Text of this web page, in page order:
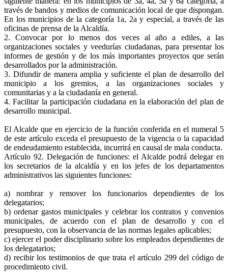
través de bandos y medios de comunicación local de que dispongan.
En los municipios de la categoría 1a, 2a y especial, a través de las
oficinas de prensa de la Alcaldía.
2. Convocar por lo menos dos veces al año a ediles, a las
organizaciones sociales y veedurías ciudadanas, para presentar los
informes de gestión y de los más importantes proyectos que serán
desarrollados por la administración.
3. Difundir de manera amplia y suficiente el plan de desarrollo del
municipio a los gremios, a las organizaciones sociales y
comunitarias y a la ciudadanía en general.
4. Facilitar la participación ciudadana en la elaboración del plan de
desarrollo municipal.
El Alcalde que en ejercicio de la función conferida en el numeral 5
de este artículo exceda el presupuesto de la vigencia o la capacidad
de endeudamiento establecida, incurrirá en causal de mala conducta.
Artículo 92. Delegación de funciones: el Alcalde podrá delegar en
los secretarios de la alcaldía y en los jefes de los departamentos
administrativos las siguientes funciones:
a) nombrar y remover los funcionarios dependientes de los
delegatarios;
b) ordenar gastos municipales y celebrar los contratos y convenios
municipales, de acuerdo con el plan de desarrollo y con el
presupuesto, con la observancia de las normas legales aplicables;
c) ejercer el poder disciplinario sobre los empleados dependientes de
los delegatarios;
d) recibir los testimonios de que trata el artículo 299 del código de
procedimiento civil.